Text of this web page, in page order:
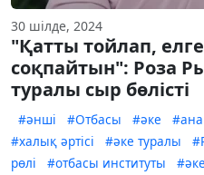
30 шілде, 2024
"Қатты тойлап,
соқпайтын": Роза
туралы сыр бөлісті
#әнші #Отбасы #әке #ана
#халық әртісі
#әке туралы
рөлі
#отбасы институты